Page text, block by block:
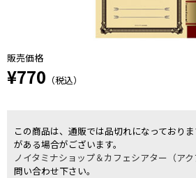
販売価格
¥770 （税込）
この商品は、通販では品切れになっており
がある場合がございます。
ノイタミナショップ＆カフェシアター（アク
問い合わせ下さい。